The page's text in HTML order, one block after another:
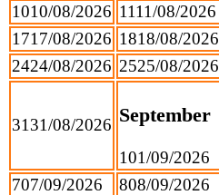
1010/08/2026 1111/08/2026
1717/08/2026 1818/08/2026
2424/08/2026 2525/08/2026
31 31/08/2026 September
101/09/2026
707/09/2026 808/09/2026